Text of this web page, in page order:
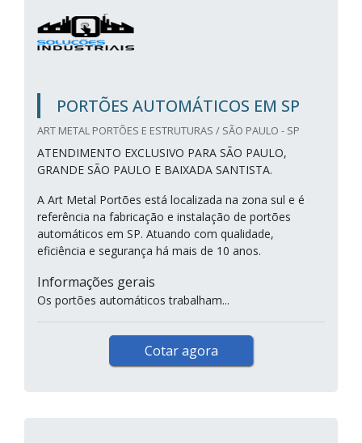
PORTÕES AUTOMÁTICOS EM SP
ART METAL PORTÕES E ESTRUTURAS / SÃO PAULO - SP
ATENDIMENTO EXCLUSIVO PARA SÃO PAULO,
GRANDE SÃO PAULO E BAIXADA SANTISTA.
A Art Metal Portões está localizada na zona sul e é
referência na fabricação e instalação de portões
automáticos em SP. Atuando com qualidade,
eficiência e segurança há mais de 10 anos.
Informações gerais
Os portões automáticos trabalham...
Cotar agora